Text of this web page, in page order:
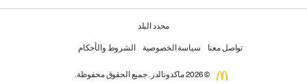
محدد البلد
تواصل معنا سياسة الخصوصية الشروط والأحكام
© 2026 ماكدونالدز. جميع الحقوق محفوظة.